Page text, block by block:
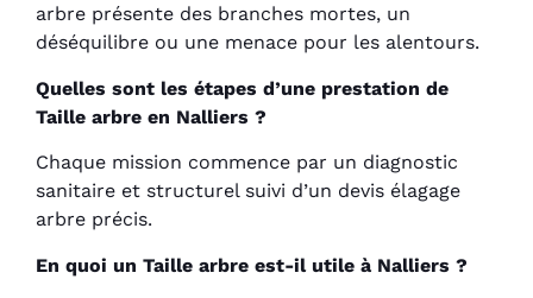
arbre présente des branches mortes, un
déséquilibre ou une menace pour les alentours.
Quelles sont les étapes d’une prestation de
Taille arbre en Nalliers ?
Chaque mission commence par un diagnostic
sanitaire et structurel suivi d’un devis élagage
arbre précis.
En quoi un Taille arbre est-il utile à Nalliers ?